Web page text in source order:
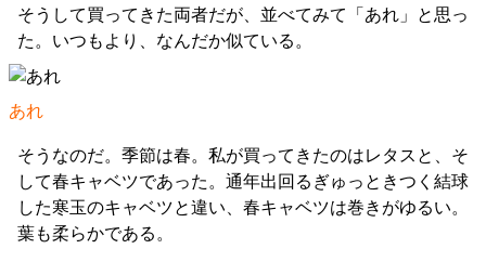
そうして買ってきた両者だが、並べてみて「あれ」と思っ
た。いつもより、なんだか似ている。
あれ
そうなのだ。季節は春。私が買ってきたのはレタスと、そ
して春キャベツであった。通年出回るぎゅっときつく結球
した寒玉のキャベツと違い、春キャベツは巻きがゆるい。
葉も柔らかである。